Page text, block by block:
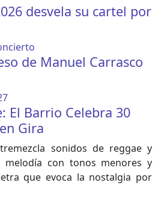
desvela su cartel por
de Manuel Carrasco
El Barrio Celebra 30
Gira
sonidos de reggae y
melodía con tonos menores y
que evoca la nostalgia por